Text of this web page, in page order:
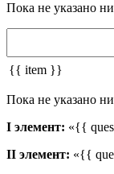
Пока не указано
{{ item }}
Пока не указано
I элемент: «{{
II элемент: «{{